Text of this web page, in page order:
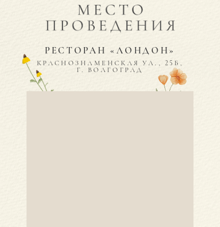
КРАСНОЗНАМЕНСКАЯ УЛ., 25Б,
Г. ВОЛГОГРАД
РЕСТОРАН «ЛОНДОН»